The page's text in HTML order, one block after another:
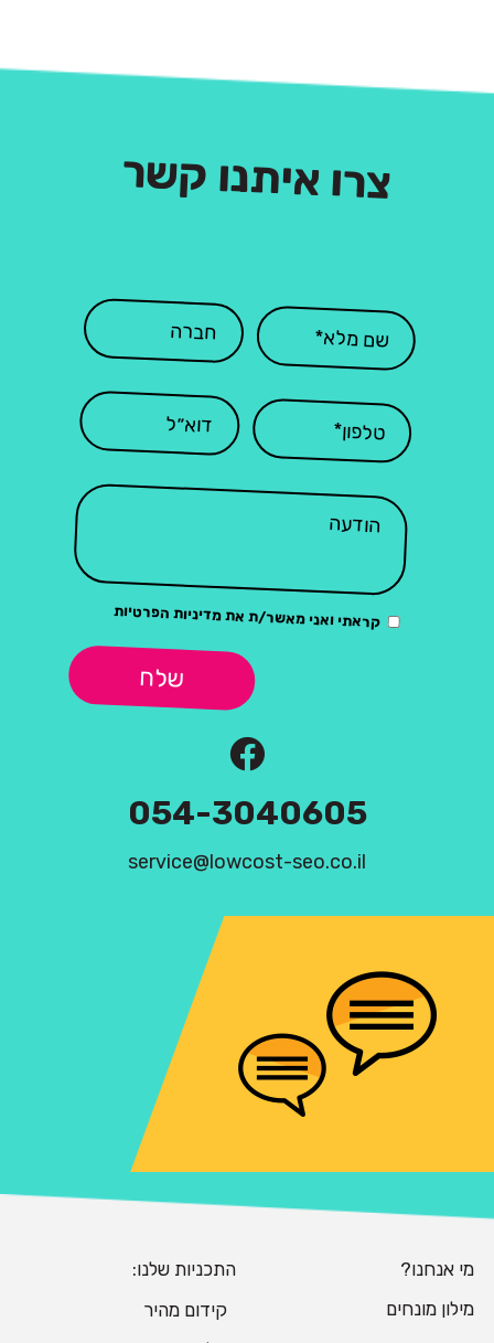
צרו איתנו קשר
קראתי ואני מאשר/ת אתמדיניות הפרטיות
שלח
054-3040605
service@lowcost-seo.co.il
מי אנחנו?
מילון מונחים
התכניות שלנו:
קידום מהיר